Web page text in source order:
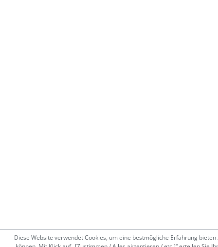
Diese Website verwendet Cookies, um eine bestmögliche Erfahrung bieten